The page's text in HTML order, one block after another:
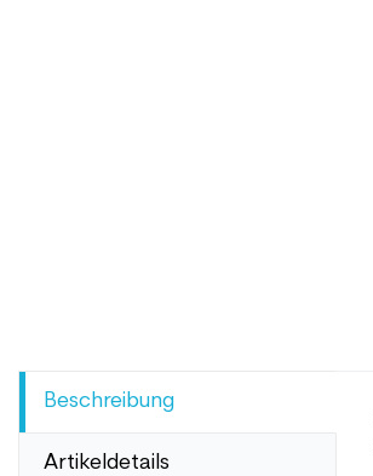
Beschreibung
Artikeldetails